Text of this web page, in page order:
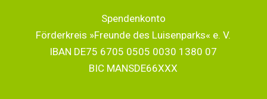
Spendenkonto
Förderkreis »Freunde des Luisenparks« e. V.
IBAN DE75 6705 0505 0030 1380 07
BIC MANSDE66XXX